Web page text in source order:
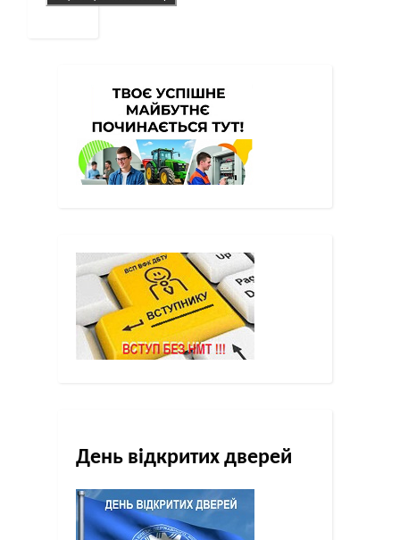
День відкритих дверей